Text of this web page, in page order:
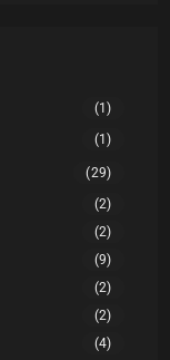
(1)
(1)
(29)
(2)
(2)
(9)
(2)
(2)
(4)